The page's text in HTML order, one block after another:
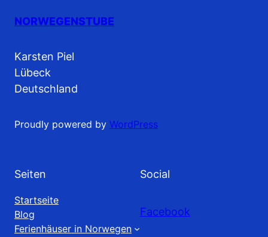
NORWEGENSTUBE
Karsten Piel
Lübeck
Deutschland
Proudly powered by WordPress
Seiten
Startseite
Blog
Ferienhäuser in Norwegen
Social
Facebook